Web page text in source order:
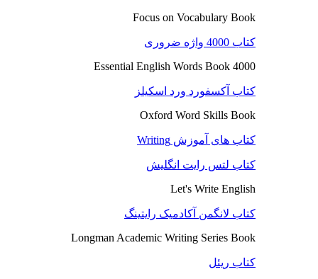
Focus on Vocabulary Book
کتاب 4000 واژه ضروری
4000 Essential English Words Book
کتاب آکسفورد ورد اسکیلز
Oxford Word Skills Book
کتاب های آموزش Writing
کتاب لتس رایت انگلیش
Let's Write English
کتاب لانگمن آکادمیک رایتینگ
Longman Academic Writing Series Book
کتاب ریئل